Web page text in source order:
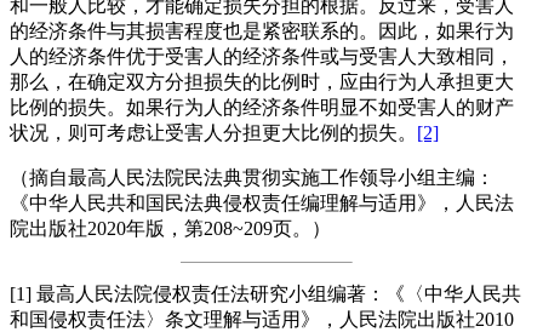
和一般人比较，才能确定损失分担的根据。反过来，受害人
的经济条件与其损害程度也是紧密联系的。因此，如果行为
人的经济条件优于受害人的经济条件或与受害人大致相同，
那么，在确定双方分担损失的比例时，应由行为人承担更大
比例的损失。如果行为人的经济条件明显不如受害人的财产
状况，则可考虑让受害人分担更大比例的损失。
[2]
（摘自最高人民法院民法典贯彻实施工作领导小组主编：
《中华人民共和国民法典侵权责任编理解与适用》，人民法
院出版社2020年版，第208~209页。）
[1] 最高人民法院侵权责任法研究小组编著：《〈中华人民共
和国侵权责任法〉条文理解与适用》，人民法院出版社2010